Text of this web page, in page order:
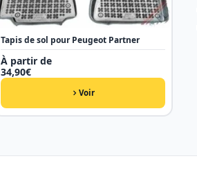
Tapis de sol pour Peugeot Partner
À partir de
34,90€
Voir